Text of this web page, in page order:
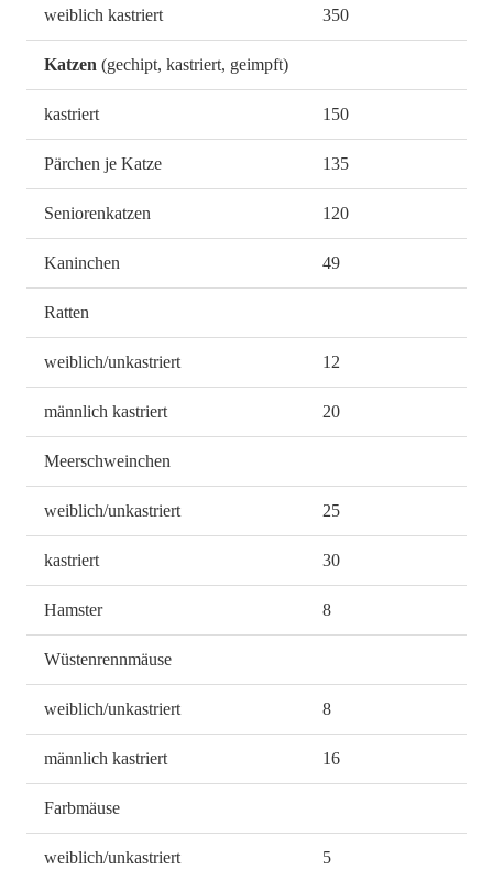
weiblich kastriert 350
Katzen (gechipt, kastriert, geimpft)
kastriert 150
Pärchen je Katze 135
Seniorenkatzen 120
Kaninchen 49
Ratten
weiblich/unkastriert 12
männlich kastriert 20
Meerschweinchen
weiblich/unkastriert 25
kastriert 30
Hamster 8
Wüstenrennmäuse
weiblich/unkastriert 8
männlich kastriert 16
Farbmäuse
weiblich/unkastriert 5